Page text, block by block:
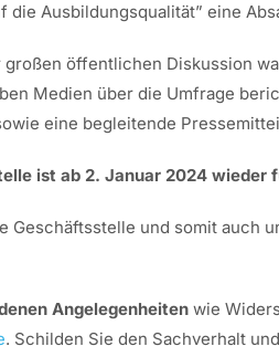
die Ausbildungsqualität” eine
öffentlichen Diskussion
Medien über die Umfrage
eine begleitende
ist ab 2. Januar 2024 wieder
Geschäftsstelle und somit auch
Angelegenheitenwie
. Schilden Sie den Sachverhalt